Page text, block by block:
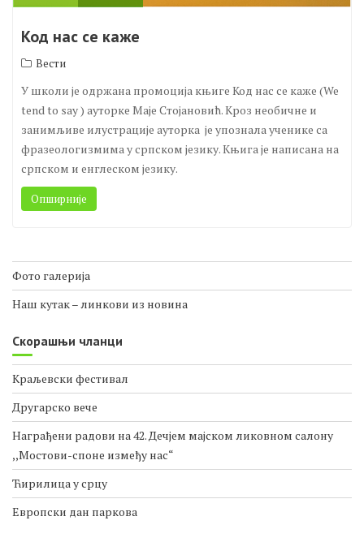
22.дец 2021
Код нас се каже
Вести
У школи је одржана промоција књиге Код нас се каже (We
tend to say ) ауторке Маје Стојановић. Кроз необичне и
занимљиве илустрације ауторка је упознала ученике са
фразеологизмима у српском језику. Књига је написана на
српском и енглеском језику.
Наш кутак – линкови из новина
Скорашњи чланци
Краљевски фестивал
Другарско вече
Награђени радови на 42. Дечјем мајском ликовном салону
,,Мостови-споне између нас“